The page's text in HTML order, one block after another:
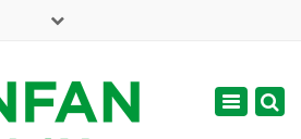
周一 - 周六: 7:00 - 17:00
Toggle